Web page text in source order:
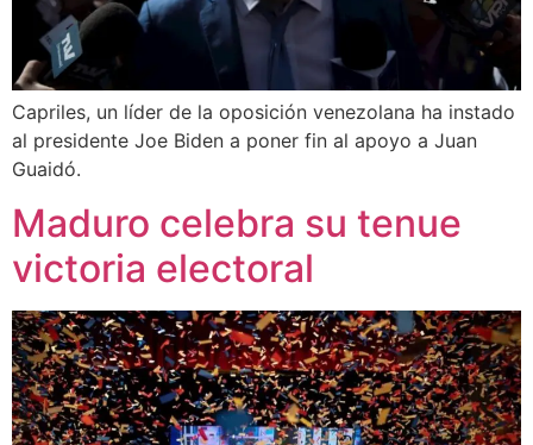
Capriles, un líder de la oposición venezolana ha instado
al presidente Joe Biden a poner fin al apoyo a Juan
Guaidó.
Maduro celebra su tenue
victoria electoral